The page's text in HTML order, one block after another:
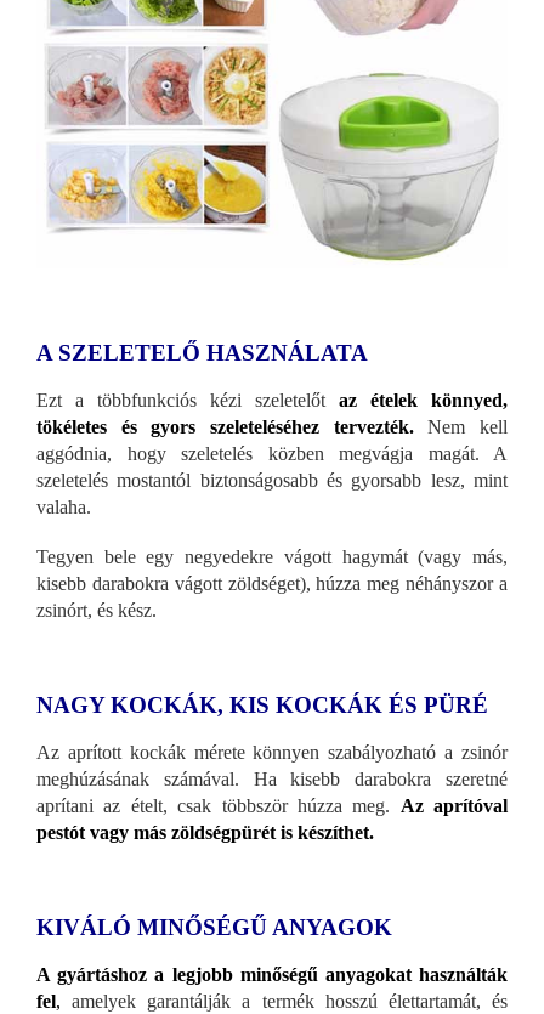
A SZELETELŐ HASZNÁLATA
Ezt a többfunkciós kézi szeletelőt az ételek könnyed,
tökéletes és gyors szeleteléséhez tervezték.Nem kell
aggódnia, hogy szeletelés közben megvágja magát. A
szeletelés mostantól biztonságosabb és gyorsabb lesz, mint
valaha.
Tegyen bele egy negyedekre vágott hagymát (vagy más,
kisebb darabokra vágott zöldséget), húzza meg néhányszor a
zsinórt, és kész.
NAGY KOCKÁK, KIS KOCKÁK ÉS PÜRÉ
Az aprított kockák mérete könnyen szabályozható a zsinór
meghúzásának számával. Ha kisebb darabokra szeretné
aprítani az ételt, csak többször húzza meg. Az aprítóval
pestót vagy más zöldségpürét is készíthet.
KIVÁLÓ MINŐSÉGŰ ANYAGOK
A gyártáshoz a legjobb minőségű anyagokat használták
fel, amelyek garantálják a termék hosszú élettartamát, és